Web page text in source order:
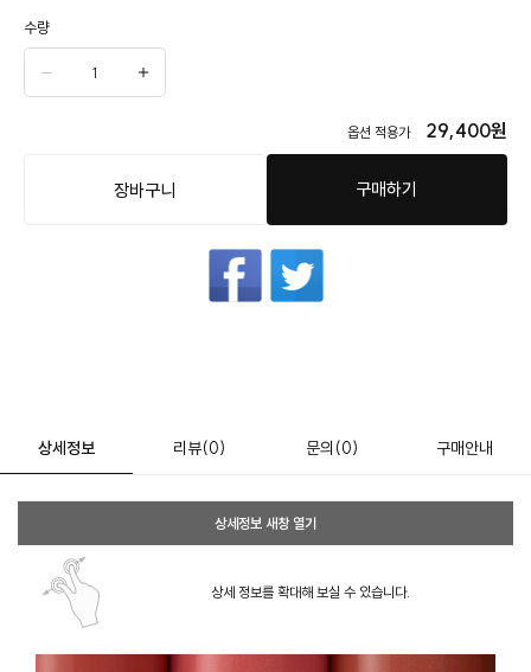
수량
옵션 적용가 29,400원
장바구니 구매하기
상세정보 리뷰(0) 문의 (0) 구매안내
상세정보 새창 열기
상세 정보를 확대해 보실 수 있습니다.